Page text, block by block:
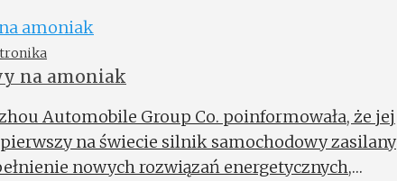
na amoniak
Automobile Group Co. poinformowała, że jej
na świecie silnik samochodowy zasilany
nowych rozwiązań energetycznych,